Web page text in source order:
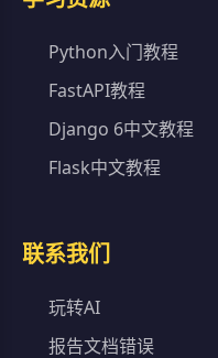
Python入门教程
FastAPI教程
Django 6中文教程
Flask中文教程
联系我们
玩转AI
报告文档错误